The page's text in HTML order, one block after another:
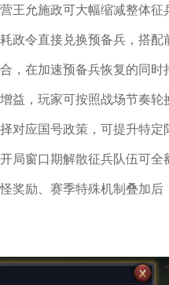
王允施政可大幅缩减整体征
政令直接兑换预备兵，搭配
，在加速预备兵恢复的同时
益，玩家可按照战场节奏轮
对应国号政策，可提升特定
局窗口期解散征兵队伍可全
奖励、赛季特殊机制叠加后